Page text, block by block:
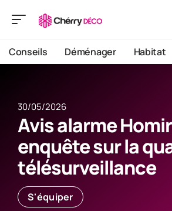
Conseils Déménager Habitat
30/05/2026
Avis alarme
enquête sur la
télésurveillance
S'équiper